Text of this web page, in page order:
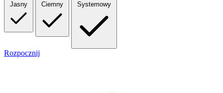
Jasny Ciemny Systemowy
Rozpocznij